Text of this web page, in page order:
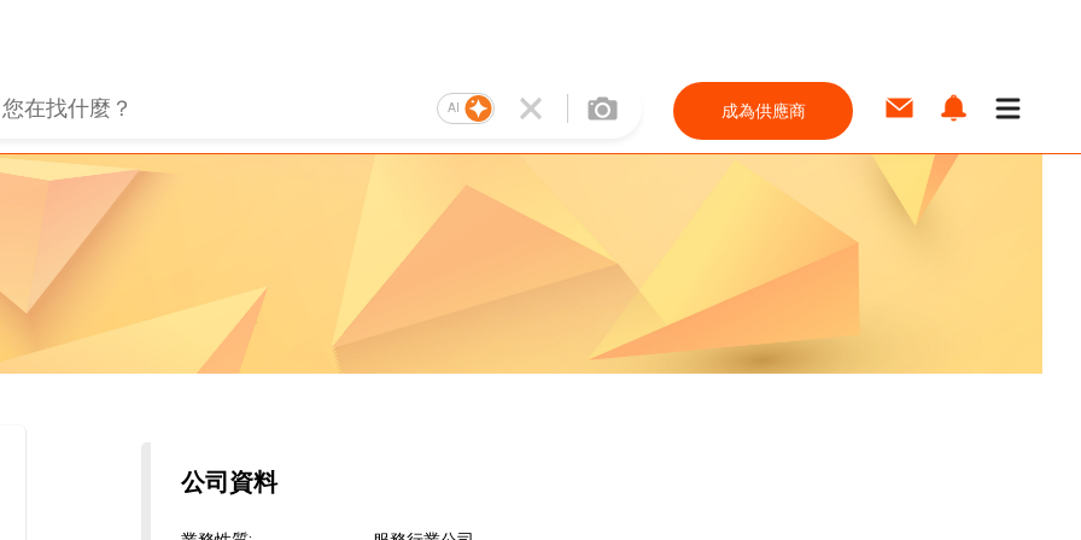
AI 成為供應商
公司資料